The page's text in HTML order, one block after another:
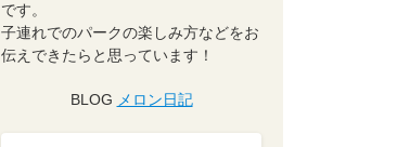
です。
子連れでのパークの楽しみ方などをお
伝えできたらと思っています！
BLOG メロン日記